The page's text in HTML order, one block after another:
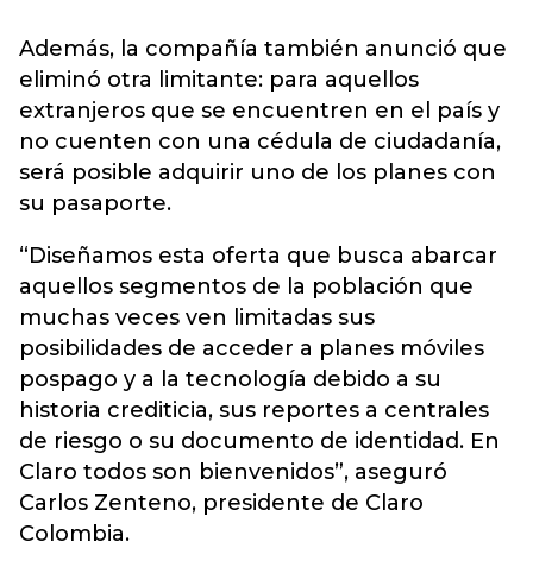
Además, la compañía también anunció que
eliminó otra limitante: para aquellos
extranjeros que se encuentren en el país y
no cuenten con una cédula de ciudadanía,
será posible adquirir uno de los planes con
su pasaporte.
“Diseñamos esta oferta que busca abarcar
aquellos segmentos de la población que
muchas veces ven limitadas sus
posibilidades de acceder a planes móviles
pospago y a la tecnología debido a su
historia crediticia, sus reportes a centrales
de riesgo o su documento de identidad. En
Claro todos son bienvenidos”, aseguró
Carlos Zenteno, presidente de Claro
Colombia.